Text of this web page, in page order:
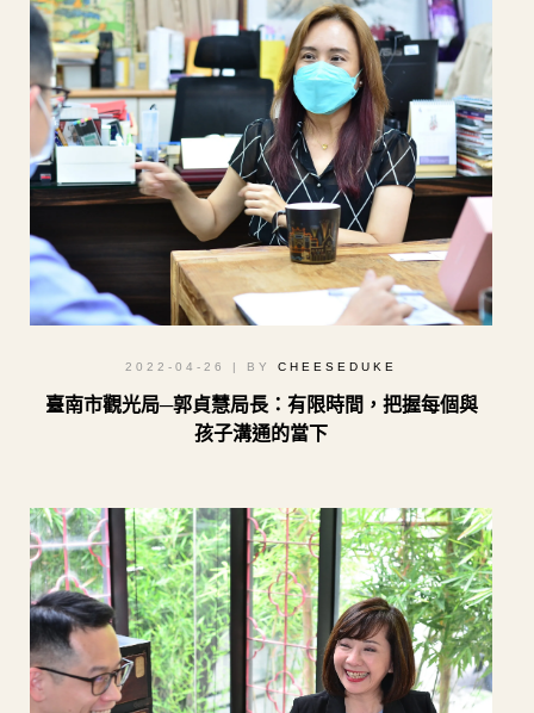
2022-04-26 | BY CHEESEDUKE
臺南市觀光局─郭貞慧局長：有限時間，把握每個與
孩子溝通的當下